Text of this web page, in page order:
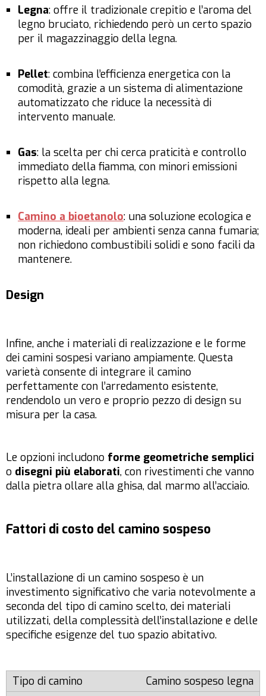
Legna: offre il tradizionale crepitio e l’aroma del
legno bruciato, richiedendo però un certo spazio
per il magazzinaggio della legna.
Pellet: combina l’efficienza energetica con la
comodità, grazie a un sistema di alimentazione
automatizzato che riduce la necessità di
intervento manuale.
Gas: la scelta per chi cerca praticità e controllo
immediato della fiamma, con minori emissioni
rispetto alla legna.
Camino a bioetanolo: una soluzione ecologica e
moderna, ideali per ambienti senza canna fumaria;
non richiedono combustibili solidi e sono facili da
mantenere.
Design
Infine, anche i materiali di realizzazione e le forme
dei camini sospesi variano ampiamente. Questa
varietà consente di integrare il camino
perfettamente con l’arredamento esistente,
rendendolo un vero e proprio pezzo di design su
misura per la casa.
Le opzioni includono forme geometriche semplici
o disegni più elaborati, con rivestimenti che vanno
dalla pietra ollare alla ghisa, dal marmo all’acciaio.
Fattori di costo del camino sospeso
L’installazione di un camino sospeso è un
investimento significativo che varia notevolmente a
seconda del tipo di camino scelto, dei materiali
utilizzati, della complessità dell’installazione e delle
specifiche esigenze del tuo spazio abitativo.
Camino sospeso legna